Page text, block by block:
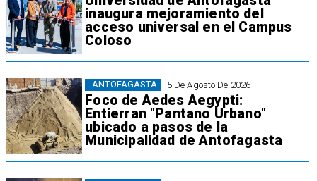
inaugura mejoramiento del
acceso universal en el Campus
Coloso
5 De Agosto De 2026
Foco de Aedes Aegypti:
Entierran "Pantano Urbano"
ubicado a pasos de la
Municipalidad de Antofagasta
ANTOFAGASTA